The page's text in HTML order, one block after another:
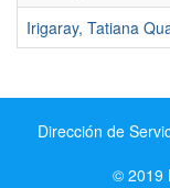
Irigaray, Tatiana
Dirección de
© 2019